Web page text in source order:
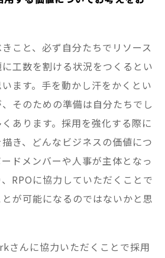
こと、必ず自分たちでリソース
工数を割ける状況をつくるとい
ます。手を動かし汗をかくとい
そのための準備は自分たちでし
あります。採用を強化する際に
き、どんなビジネスの価値につ
ドメンバーや人事が主体となっ
RPOに協力していただくことで
が可能になるのではないかと思
さんに協力いただくことで採用